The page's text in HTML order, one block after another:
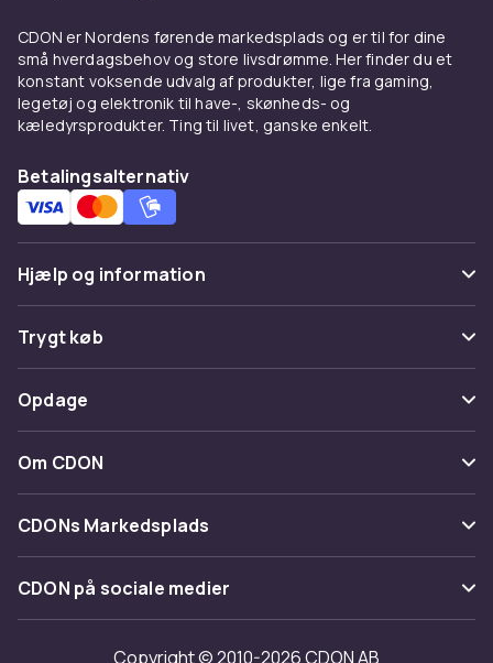
CDON er Nordens førende markedsplads og er til for dine
små hverdagsbehov og store livsdrømme. Her finder du et
konstant voksende udvalg af produkter, lige fra gaming,
legetøj og elektronik til have-, skønheds- og
kæledyrsprodukter. Ting til livet, ganske enkelt.
Betalingsalternativ
Hjælp og information
Ofte stillede spørgsmål
Spor pakke
Fortryd & returner her
Kontakt os
Trygt køb
Betaling
Levering
Tilbagekaldelser
Opdage
Kategorier
Maerke
Om CDON
Om os
Kundeanmeldelser
Arbejd på CDON
Investor relations
CDONs Markedsplads
Merchant Help Center
CDON på sociale medier
Copyright © 2010-2026 CDON AB